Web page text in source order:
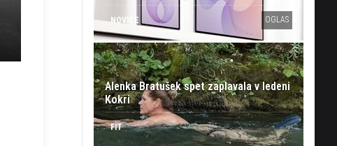
NOVICE OGLAS
Alenka Bratušek spet zaplavala v ledeni
Kokri
FIT